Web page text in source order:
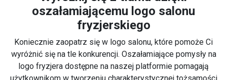
oszałamiającemu logo salonu
fryzjerskiego
Koniecznie zaopatrz się w logo salonu, które pomoże Ci
wyróżnić się na tle konkurencji. Oszałamiające pomysły na
logo fryzjera dostępne na naszej platformie pomagają